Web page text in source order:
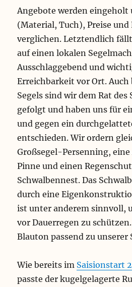
Angebote werden eingeholt
(Material, Tuch), Preise
verglichen. Letztendlich
auf einen lokalen
Ausschlaggebend und
Erreichbarkeit vor Ort. Auch
Segels sind wir dem Rat des
gefolgt und haben uns für
und gegen ein
entschieden. Wir ordern
Großsegel-Persenning,
Pinne und einen
Schwalbennest. Das
durch eine
ist unter anderem sinnvoll,
vor Dauerregen zu
Blauton passend zu unserer
Wie bereits im Saisionstart
passte der kugelgelagerte